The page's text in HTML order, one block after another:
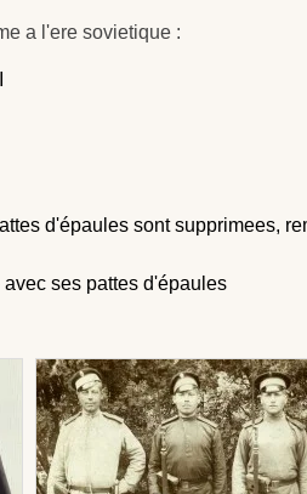
a l'ere sovietique :
d'épaules sont supprimees,
ses pattes d'épaules